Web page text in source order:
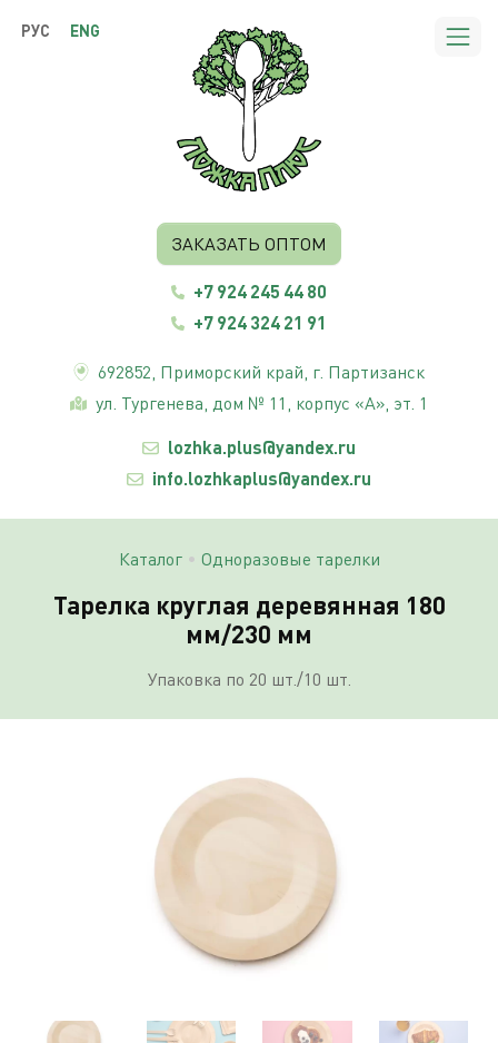
РУС ENG
ЗАКАЗАТЬ ОПТОМ
+7 924 245 44 80
+7 924 324 21 91
692852, Приморский край, г. Партизанск
ул. Тургенева, дом № 11, корпус «А», эт. 1
lozhka.plus@yandex.ru
info.lozhkaplus@yandex.ru
Каталог• Одноразовые тарелки
Тарелка круглая деревянная 180
мм/230 мм
Упаковка по 20 шт./10 шт.